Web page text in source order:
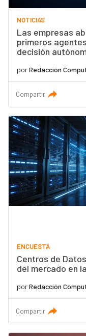
NOTICIAS
Las empresas
primeros
decisión
porRedacción
Compartir
ENCUESTA
Centros de
del mercado en
porRedacción
Compartir